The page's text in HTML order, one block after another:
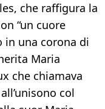
che raffigura la
“un cuore
in una corona di
Maria
che chiamava
col